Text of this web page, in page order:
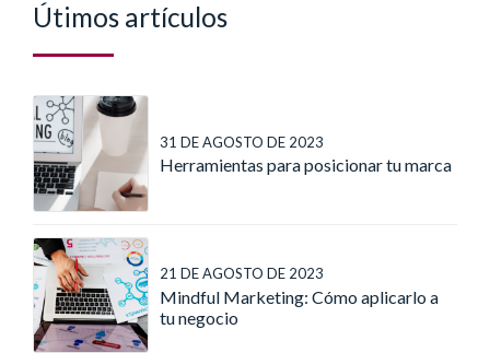
Útimos artículos
31 DE AGOSTO DE 2023
Herramientas para posicionar tu marca
21 DE AGOSTO DE 2023
Mindful Marketing: Cómo aplicarlo a
tu negocio